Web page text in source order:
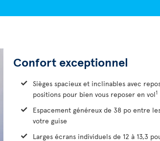
Confort exceptionnel
Sièges spacieux et inclinables avec
positions pour bien vous reposer en vol1
Espacement généreux de 38 po entre
votre guise
Larges écrans individuels de 12 à 13,3